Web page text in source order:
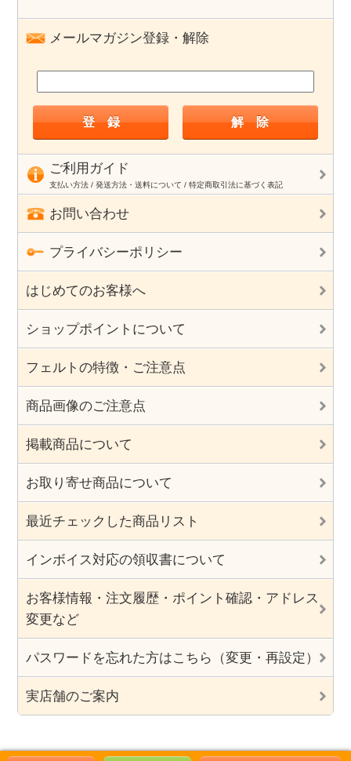
メールマガジン登録・解除
ご利用ガイド
支払い方法 / 発送方法・送料について / 特定商取引法に基づく表記
お問い合わせ
プライバシーポリシー
はじめてのお客様へ
ショップポイントについて
フェルトの特徴・ご注意点
商品画像のご注意点
掲載商品について
お取り寄せ商品について
最近チェックした商品リスト
インボイス対応の領収書について
お客様情報・注文履歴・ポイント確認・アドレス
変更など
パスワードを忘れた方はこちら（変更・再設定）
実店舗のご案内